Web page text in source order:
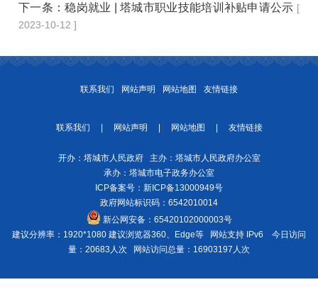
下一条：稳岗就业 | 塔城市职业技能培训补贴申请公示 [
2023-10-12 ]
联系我们 网站声明 网站地图 友情链接
联系我们 | 网站声明 | 网站地图 | 友情链接
开办：塔城市人民政府 主办：塔城市人民政府办公室
承办：塔城市电子政务办公室
ICP备案号： 新ICP备13000949号
政府网站标识码：6542010014
新公网安备： 65420102000003号
建议分辨率：1920*1080 建议浏览器360、Edge等 网站支持 IPv6
今日访问
量：20683人次
网站访问总量：16903197人次